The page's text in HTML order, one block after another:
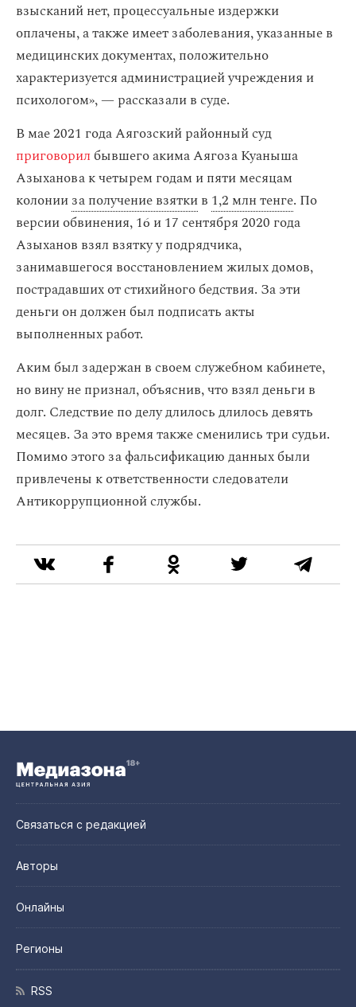
взысканий нет, процессуальные издержки
оплачены, а также имеет заболевания, указанные в
медицинских документах, положительно
характеризуется администрацией учреждения и
психологом», — рассказали в суде.
В мае 2021 года Аягозский районный суд
приговорилбывшего акима Аягоза Куаныша
Азыханова к четырем годам и пяти месяцам
колонииза получение взяткив 1,2 млн тенге. По
версии обвинения, 16 и 17 сентября 2020 года
Азыханов взял взятку у подрядчика,
занимавшегося восстановлением жилых домов,
пострадавших от стихийного бедствия. За эти
деньги он должен был подписать акты
выполненных работ.
Аким был задержан в своем служебном кабинете,
но вину не признал, объяснив, что взял деньги в
долг. Следствие по делу длилось длилось девять
месяцев. За это время также сменились три судьи.
Помимо этого за фальсификацию данных были
привлечены к ответственности следователи
Антикоррупционной службы.
Связаться с редакцией
Авторы
Онлайны
Регионы
RSS